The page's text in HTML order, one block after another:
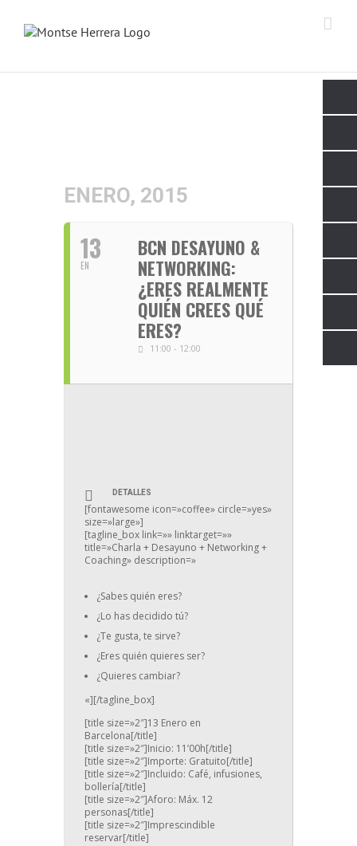
content
ENERO, 2015
13
EN
BCN DESAYUNO &
NETWORKING:
¿ERES REALMENTE
QUIÉN CREES QUÉ
ERES?
11:00 - 12:00
DETALLES
[fontawesome icon=»coffee» circle=»yes»
size=»large»]
[tagline_box link=»» linktarget=»»
title=»Charla + Desayuno + Networking +
Coaching» description=»
¿Sabes quién eres?
¿Lo has decidido tú?
¿Te gusta, te sirve?
¿Eres quién quieres ser?
¿Quieres cambiar?
«][/tagline_box]
[title size=»2″]13 Enero en
Barcelona[/title]
[title size=»2″]Inicio: 11’00h[/title]
[title size=»2″]Importe: Gratuito[/title]
[title size=»2″]Incluido: Café, infusiones,
bollería[/title]
[title size=»2″]Aforo: Máx. 12
personas[/title]
[title size=»2″]Imprescindible
reservar[/title]